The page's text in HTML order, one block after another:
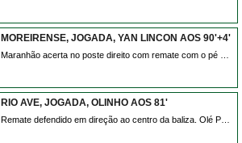
MOREIRENSE, JOGADA, YAN LINCON AOS 90'+4'
RIO AVE, JOGADA, OLINHO AOS 81'